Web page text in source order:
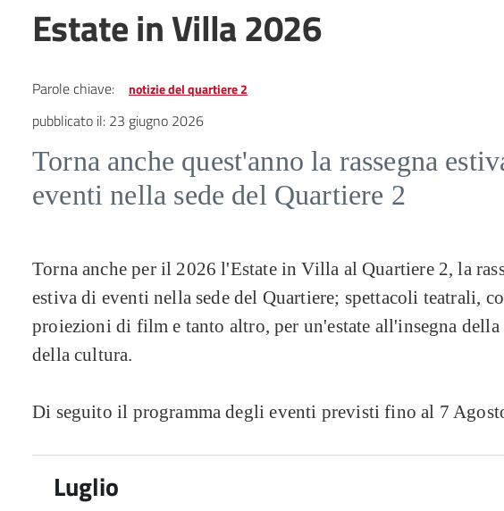
Estate in Villa 2026
Parole chiave: notizie del quartiere 2
pubblicato il: 23 giugno 2026
Torna anche quest'anno la rassegna
eventi nella sede del Quartiere 2
Torna anche per il 2026 l'Estate in Villa al Quartiere 2, la
estiva di eventi nella sede del Quartiere; spettacoli teatrali,
proiezioni di film e tanto altro, per un'estate all'insegna della
della cultura.
Di seguito il programma degli eventi previsti fino al 7
Luglio